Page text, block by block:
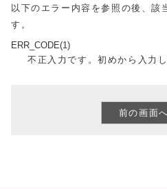
以下のエラー内容を参照の後、該
す。
ERR_CODE(1)
不正入力です。初めから入力